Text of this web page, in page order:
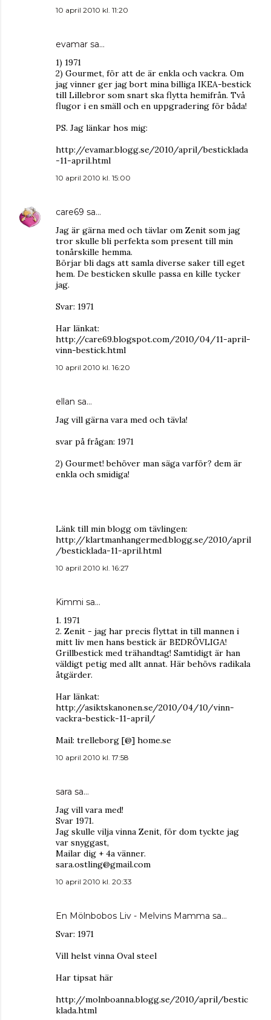
10 april 2010 kl. 11:20
evamar sa…
1) 1971
2) Gourmet, för att de är enkla och vackra. Om
jag vinner ger jag bort mina billiga IKEA-bestick
till Lillebror som snart ska flytta hemifrån. Två
flugor i en smäll och en uppgradering för båda!
PS. Jag länkar hos mig:
http://evamar.blogg.se/2010/april/besticklada
-11-april.html
10 april 2010 kl. 15:00
care69 sa…
Jag är gärna med och tävlar om Zenit som jag
tror skulle bli perfekta som present till min
tonårskille hemma.
Börjar bli dags att samla diverse saker till eget
hem. De besticken skulle passa en kille tycker
jag.
Svar: 1971
Har länkat:
http://care69.blogspot.com/2010/04/11-april-
vinn-bestick.html
10 april 2010 kl. 16:20
ellan sa…
Jag vill gärna vara med och tävla!
svar på frågan: 1971
2) Gourmet! behöver man säga varför? dem är
enkla och smidiga!
Länk till min blogg om tävlingen:
http://klartmanhangermed.blogg.se/2010/april
/besticklada-11-april.html
10 april 2010 kl. 16:27
Kimmi sa…
1. 1971
2. Zenit - jag har precis flyttat in till mannen i
mitt liv men hans bestick är BEDRÖVLIGA!
Grillbestick med trähandtag! Samtidigt är han
väldigt petig med allt annat. Här behövs radikala
åtgärder.
Har länkat:
http://asiktskanonen.se/2010/04/10/vinn-
vackra-bestick-11-april/
Mail: trelleborg [@] home.se
10 april 2010 kl. 17:58
sara sa…
Jag vill vara med!
Svar 1971.
Jag skulle vilja vinna Zenit, för dom tyckte jag
var snyggast,
Mailar dig + 4a vänner.
sara.ostling@gmail.com
10 april 2010 kl. 20:33
En Mölnbobos Liv - Melvins Mamma sa…
Svar: 1971
Vill helst vinna Oval steel
Har tipsat här
http://molnboanna.blogg.se/2010/april/bestic
klada.html